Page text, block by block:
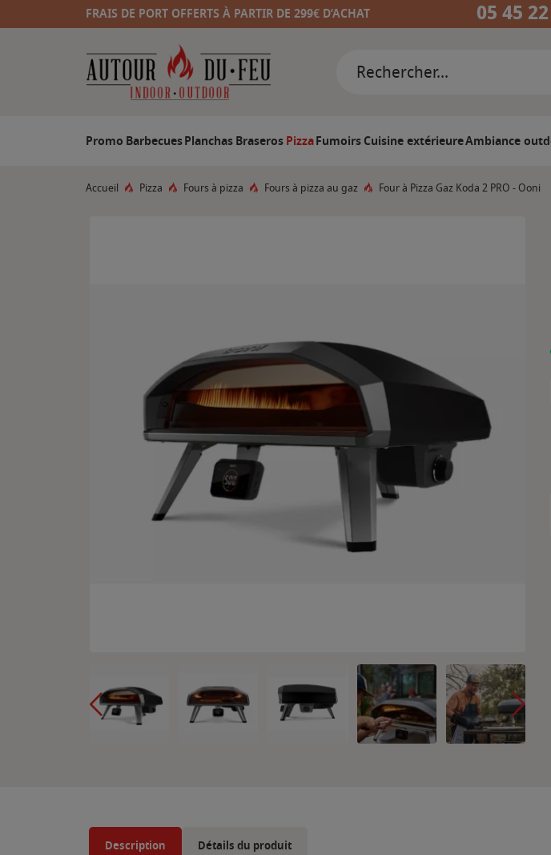
FRAIS DE PORT OFFERTS À PARTIR DE 299€ D’ACHAT 05 45
Promo BarbecuesPlanchasBraserosPizzaFumoirsCuisine extérieureAmbiance
Accueil Pizza Fours à pizza Fours à pizza au gaz Four à Pizza Gaz Koda 2 PRO - Ooni
Description Détails du produit